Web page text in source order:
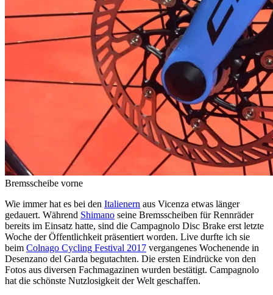
Bremsscheibe vorne
Wie immer hat es bei den Italienern aus Vicenza etwas länger
gedauert. Während Shimano seine Bremsscheiben für Rennräder
bereits im Einsatz hatte, sind die Campagnolo Disc Brake erst letzte
Woche der Öffentlichkeit präsentiert worden. Live durfte ich sie
beim Colnago Cycling Festival 2017 vergangenes Wochenende in
Desenzano del Garda begutachten. Die ersten Eindrücke von den
Fotos aus diversen Fachmagazinen wurden bestätigt. Campagnolo
hat die schönste Nutzlosigkeit der Welt geschaffen.